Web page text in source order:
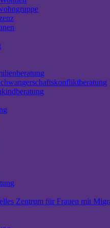
Zentrum für Frauen mit